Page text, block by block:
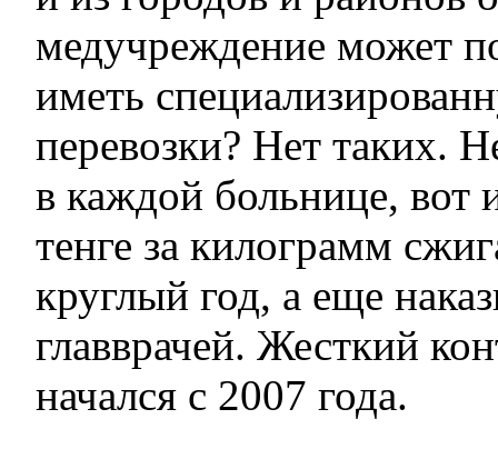
медучреждение может
иметь
перевозки? Нет таких.
в каждой больнице, вот
тенге за килограмм
круглый год, а еще
главврачей. Жесткий
начался с 2007 года.